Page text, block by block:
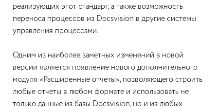
реализующих этот стандарт, а также возможность
переноса процессов из Docsvision в другие системы
управления процессами.
Одним из наиболее заметных изменений в новой
версии является появление нового дополнительного
модуля «Расширенные отчеты», позволяющего строить
любые отчеты в любом формате и использовать не
только данные из базы Docsvision, но и из любых